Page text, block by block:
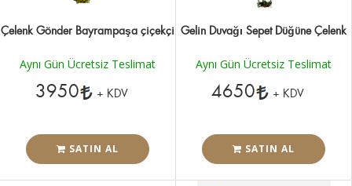
Çelenk Gönder Bayrampaşa çiçekçi
Aynı Gün Ücretsiz Teslimat
3950 + KDV
SATIN AL
Gelin Duvağı Sepet Düğüne Çelenk
Aynı Gün Ücretsiz Teslimat
4650 + KDV
SATIN AL